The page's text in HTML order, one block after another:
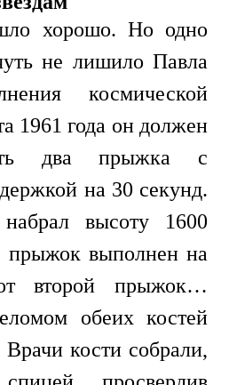
хорошо. Но одно
не лишило Павла
космической
1961 года он должен
два прыжка с
на 30 секунд.
высоту 1600
прыжок выполнен на
второй прыжок…
обеих костей
кости собрали,